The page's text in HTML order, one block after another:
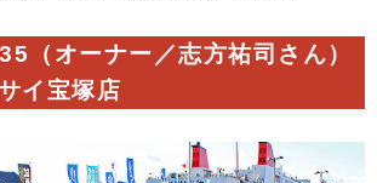
（オーナー／志方祐司さん）
イ宝塚店